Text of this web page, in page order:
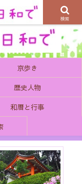
を感じてみませんか
京歩き
歴史人物
和暦と行事
検索